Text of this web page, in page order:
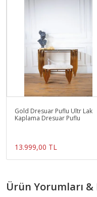
Gold Dresuar Puflu Ultr Lak
Kaplama Dresuar Puflu
13.999,00 TL
Ürün Yorumları